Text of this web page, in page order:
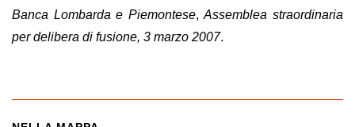
Banca Lombarda e Piemontese,Assemblea straordinaria
per delibera di fusione, 3 marzo 2007.